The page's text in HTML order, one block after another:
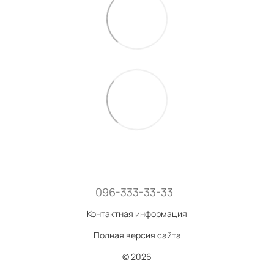
096-333-33-33
Контактная информация
Полная версия сайта
© 2026